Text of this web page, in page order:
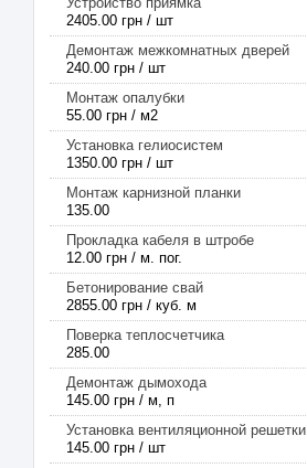
2405.00 грн / шт
Демонтаж межкомнатных дверей
240.00 грн / шт
Монтаж опалубки
55.00 грн / м2
Установка гелиосистем
1350.00 грн / шт
Монтаж карнизной планки
135.00
Прокладка кабеля в штробе
12.00 грн / м. пог.
Бетонирование свай
2855.00 грн / куб. м
Поверка теплосчетчика
285.00
Демонтаж дымохода
145.00 грн / м, п
Установка вентиляционной решетки
145.00 грн / шт